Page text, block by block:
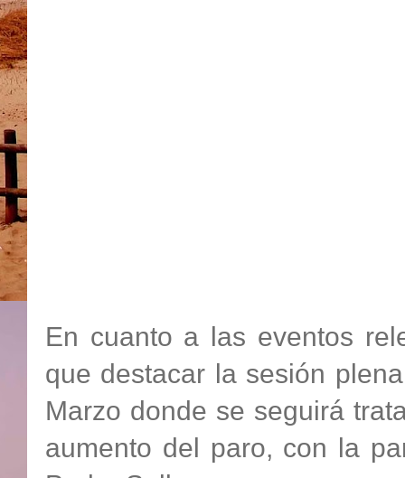
En cuanto a las eventos
que destacar la sesión
Marzo donde se seguirá
aumento del paro, con la